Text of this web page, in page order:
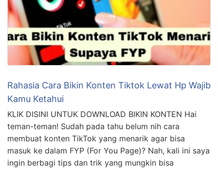
Rahasia Cara Bikin Konten Tiktok Lewat Hp Wajib
Kamu Ketahui
KLIK DISINI UNTUK DOWNLOAD BIKIN KONTEN Hai
teman-teman! Sudah pada tahu belum nih cara
membuat konten TikTok yang menarik agar bisa
masuk ke dalam FYP (For You Page)? Nah, kali ini saya
ingin berbagi tips dan trik yang mungkin bisa